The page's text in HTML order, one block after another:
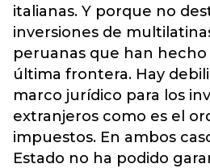
italianas. Y porque no
inversiones de
peruanas que han hecho
última frontera. Hay
marco jurídico para los
extranjeros como es el
impuestos. En ambos
Estado no ha podido